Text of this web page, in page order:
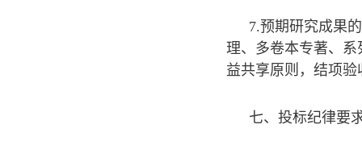
7.预期研究成果
理、多卷本专著、
益共享原则，结项
七、投标纪律要